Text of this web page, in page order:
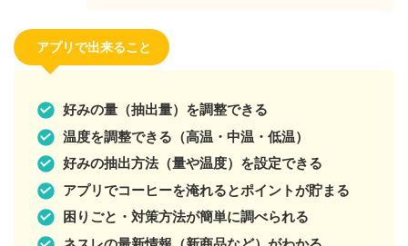
アプリで出来ること
好みの量（抽出量）を調整できる
温度を調整できる（高温・中温・低温）
好みの抽出方法（量や温度）を設定できる
アプリでコーヒーを淹れるとポイントが貯まる
困りごと・対策方法が簡単に調べられる